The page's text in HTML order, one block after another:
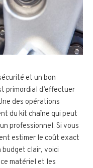
et un bon
primordial d’effectuer
des opérations
du kit chaîne qui peut
professionnel. Si vous
estimer le coût exact
budget clair, voici
matériel et les